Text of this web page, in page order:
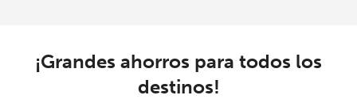
¡Grandes ahorros para todos los
destinos!